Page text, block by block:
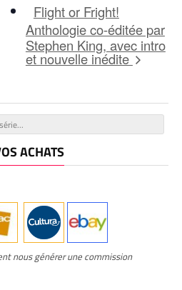
Flight or Fright!
Anthologie co-éditée par
Stephen King, avec intro
et nouvelle inédite
ACHATS
nous générer une commission